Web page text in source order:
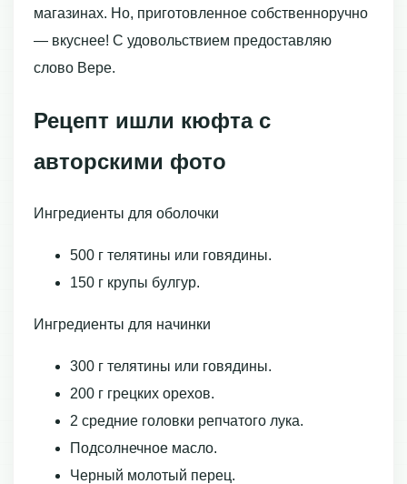
магазинах. Но, приготовленное собственноручно
— вкуснее! С удовольствием предоставляю
слово Вере.
Рецепт ишли кюфта с
авторскими фото
Ингредиенты для оболочки
500 г телятины или говядины.
150 г крупы булгур.
Ингредиенты для начинки
300 г телятины или говядины.
200 г грецких орехов.
2 средние головки репчатого лука.
Подсолнечное масло.
Черный молотый перец.